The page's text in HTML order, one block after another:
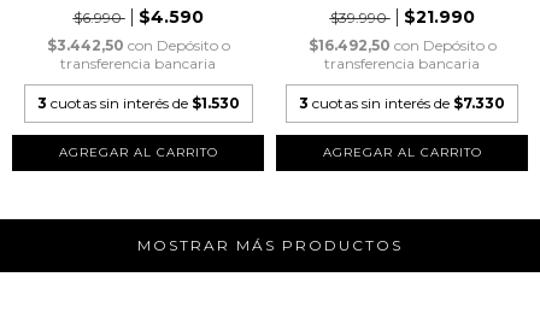
$6.990
$4.590
$3.442,50 con Depósito o
transferencia bancaria
3 cuotas sin interés de $1.530
$39.990
$21.990
$16.492,50 con Depósito o
transferencia bancaria
3 cuotas sin interés de $7.330
MOSTRAR MÁS PRODUCTOS